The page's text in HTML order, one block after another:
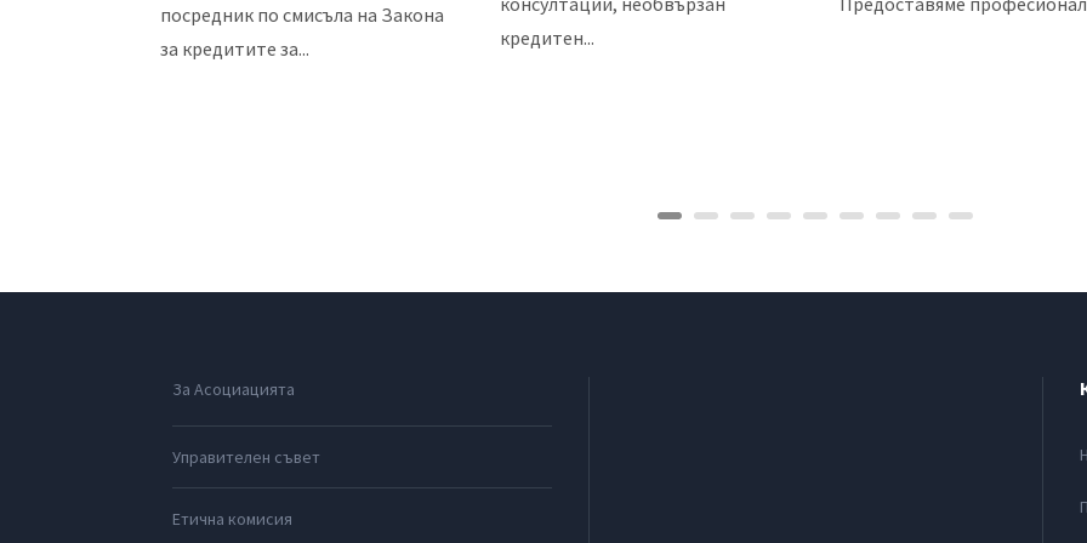
посредник по смисъла на Закона
за кредитите за...
кредитен...
За Асоциацията
Управителен съвет
Етична комисия